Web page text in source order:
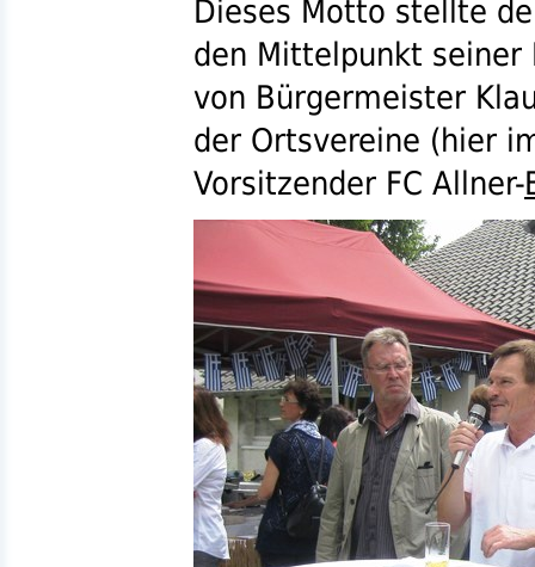
Dieses Motto stellte
den Mittelpunkt seiner
von Bürgermeister
der Ortsvereine (hier
Vorsitzender FC Allner-